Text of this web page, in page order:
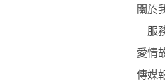
關於
服
愛情
傳媒